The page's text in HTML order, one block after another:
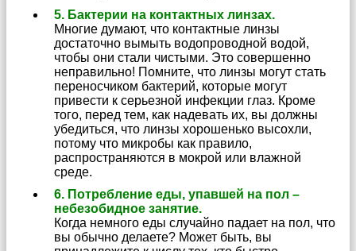
5. Бактерии на контактных линзах.
Многие думают, что контактные линзы
достаточно вымыть водопроводной водой,
чтобы они стали чистыми. Это совершенно
неправильно! Помните, что линзы могут стать
переносчиком бактерий, которые могут
привести к серьезной инфекции глаз. Кроме
того, перед тем, как надевать их, вы должны
убедиться, что линзы хорошенько высохли,
потому что микробы как правило,
распространяются в мокрой или влажной
среде.
6. Потребление еды, упавшей на пол –
небезобидное занятие.
Когда немного еды случайно падает на пол, что
вы обычно делаете? Может быть, вы